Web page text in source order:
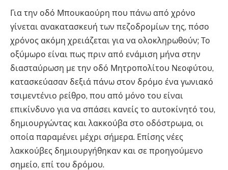
Για την οδό Μπουκαούρη που πάνω από χρόνο
γίνεται ανακατασκευή των πεζοδρομίων της, πόσο
χρόνος ακόμη χρειάζεται για να ολοκληρωθούν; Το
οξύμωρο είναι πως πριν από ενάμιση μήνα στην
διασταύρωση με την οδό Μητροπολίτου Νεοφύτου,
κατασκεύασαν δεξιά πάνω στον δρόμο ένα γωνιακό
τσιμεντένιο ρείθρο, που από μόνο του είναι
επικίνδυνο για να σπάσει κανείς το αυτοκίνητό του,
δημιουργώντας και λακκούβα στο οδόστρωμα, οι
οποία παραμένει μέχρι σήμερα. Επίσης νέες
λακκούβες δημιουργήθηκαν και σε προηγούμενο
σημείο, επί του δρόμου.